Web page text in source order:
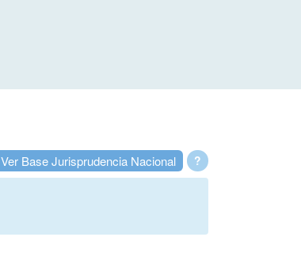
?
Ver Base Jurisprudencia Nacional